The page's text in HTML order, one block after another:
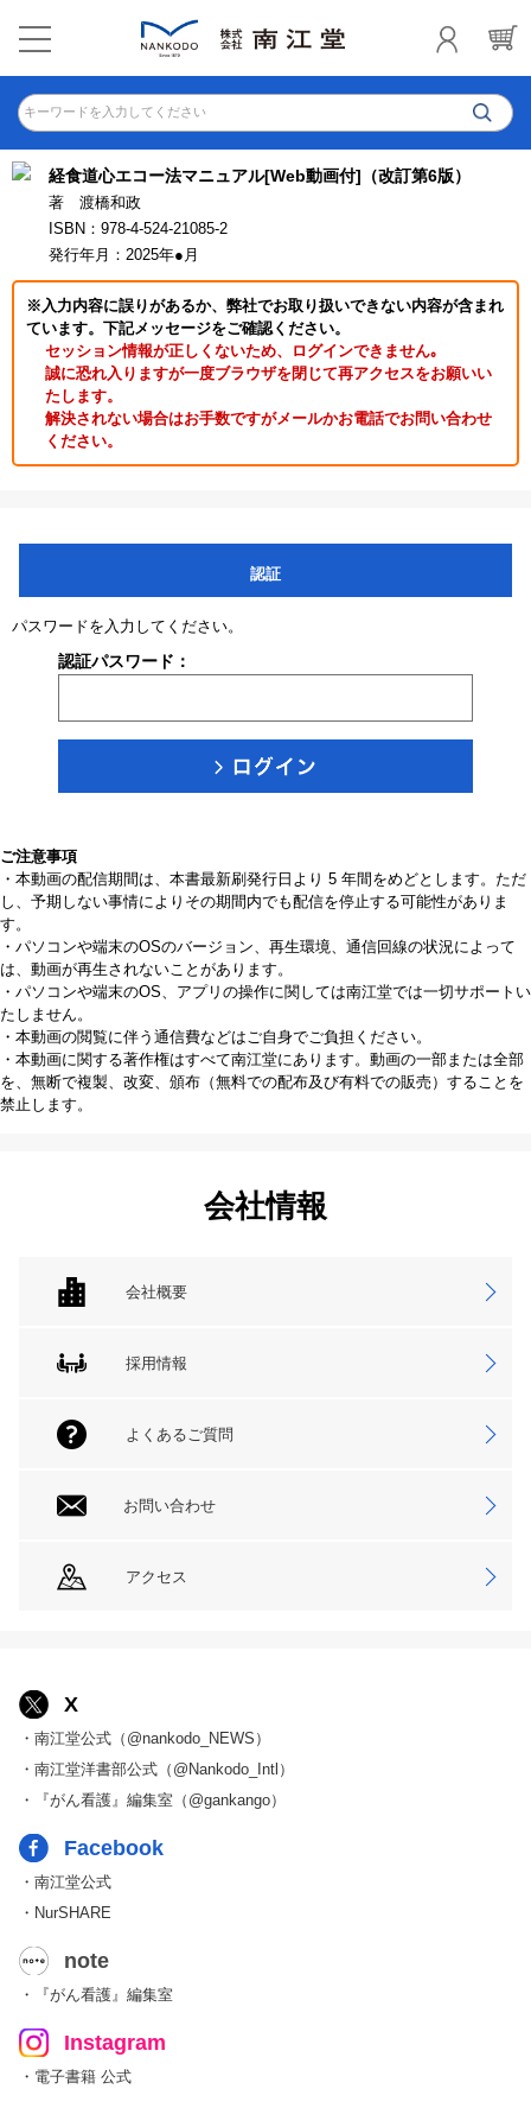
キーワードを入力してください
経食道心エコー法マニュアル[Web動画付]（改訂第6版）
著 渡橋和政
ISBN：978-4-524-21085-2
発行年月：2025年●月
※入力内容に誤りがあるか、弊社でお取り扱いできない内容が含まれ
ています。下記メッセージをご確認ください。
セッション情報が正しくないため、ログインできません｡
誠に恐れ入りますが一度ブラウザを閉じて再アクセスをお願いい
たします。
解決されない場合はお手数ですがメールかお電話でお問い合わせ
ください。
認証
パスワードを入力してください。
認証パスワード：
ご注意事項
・本動画の配信期間は、本書最新刷発行日より 5 年間をめどとします。ただ
し、予期しない事情によりその期間内でも配信を停止する可能性がありま
す。
・パソコンや端末のOSのバージョン、再生環境、通信回線の状況によって
は、動画が再生されないことがあります。
・パソコンや端末のOS、アプリの操作に関しては南江堂では一切サポートい
たしません。
・本動画の閲覧に伴う通信費などはご自身でご負担ください。
・本動画に関する著作権はすべて南江堂にあります。動画の一部または全部
を、無断で複製、改変、頒布（無料での配布及び有料での販売）することを
禁止します。
会社情報
会社概要
採用情報
よくあるご質問
お問い合わせ
アクセス
X
・南江堂公式（@nankodo_NEWS）
・南江堂洋書部公式（@Nankodo_Intl）
・『がん看護』編集室（@gankango）
Facebook
・南江堂公式
・NurSHARE
note
・『がん看護』編集室
Instagram
・電子書籍 公式